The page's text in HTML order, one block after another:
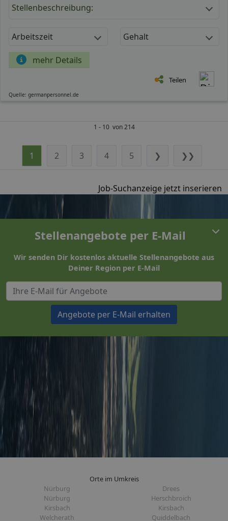
Stellenbeschreibung:
Arbeitszeit Gehalt
mehr Details
Teilen
Quelle: germanpersonnel.de
1 - 10 von 214
1 2 3 4 5 ❯ ❯❯
Job-Suchanzeige jetzt inserieren
Stellenangebote per E-Mail
Wir senden Dir kostenlos aktuelle Stellenangebote aus
Deiner Region per E-Mail
Angebote per E-Mail erhalten
Orte im Umkreis
Nürburg
Drees
Nürburg
Herschbroich
Kirsbach
Kirsbach
Welcherath
Quiddelbach